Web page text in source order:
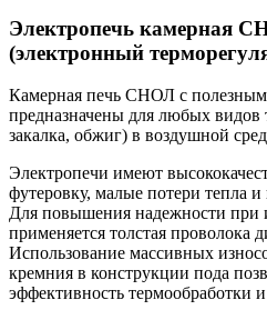
Электропечь камерная
(электронный
Камерная печь СНОЛ с
предназначены для любых видов
закалка, обжиг) в воздушной
Электропечи имеют
футеровку, малые потери тепла
Для повышения надежности при
применяется толстая
Использование массивных
кремния в конструкции пода
эффективность термообработки